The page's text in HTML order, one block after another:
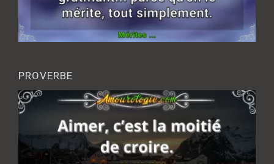
PROVERBE